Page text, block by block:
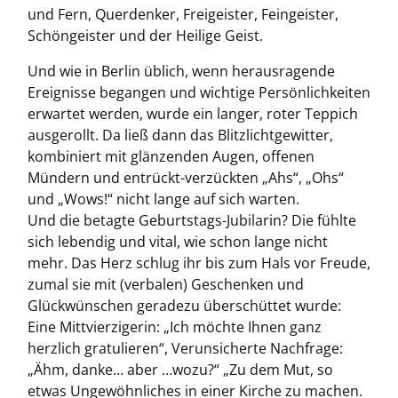
und Fern, Querdenker, Freigeister, Feingeister,
Schöngeister und der Heilige Geist.
Und wie in Berlin üblich, wenn herausragende
Ereignisse begangen und wichtige Persönlichkeiten
erwartet werden, wurde ein langer, roter Teppich
ausgerollt. Da ließ dann das Blitzlichtgewitter,
kombiniert mit glänzenden Augen, offenen
Mündern und entrückt-verzückten „Ahs“, „Ohs“
und „Wows!“ nicht lange auf sich warten.
Und die betagte Geburtstags-Jubilarin? Die fühlte
sich lebendig und vital, wie schon lange nicht
mehr. Das Herz schlug ihr bis zum Hals vor Freude,
zumal sie mit (verbalen) Geschenken und
Glückwünschen geradezu überschüttet wurde:
Eine Mittvierzigerin: „Ich möchte Ihnen ganz
herzlich gratulieren“, Verunsicherte Nachfrage:
„Ähm, danke… aber …wozu?“ „Zu dem Mut, so
etwas Ungewöhnliches in einer Kirche zu machen.